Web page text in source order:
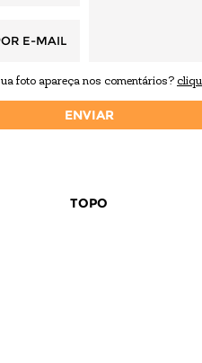
E-MAIL
foto apareça nos comentários?
TOPO